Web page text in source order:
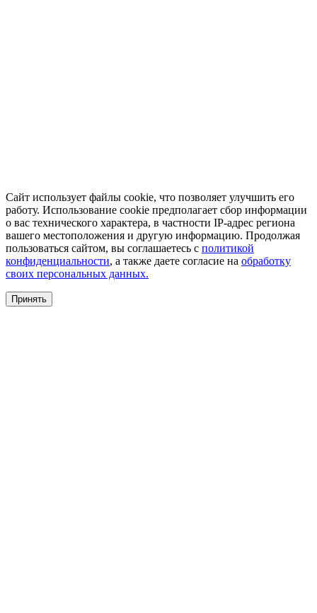
Сайт использует файлы cookie, что позволяет улучшить его
работу. Использование cookie предполагает сбор информации
о вас технического характера, в частности IP-адрес региона
вашего местоположения и другую информацию. Продолжая
пользоваться сайтом, вы соглашаетесь с политикой
конфиденциальности, а также даете согласие на обработку
своих персональных данных.
Принять